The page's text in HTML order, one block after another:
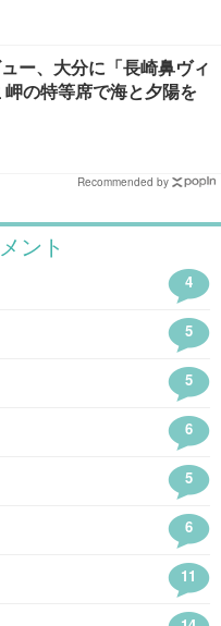
ー、大分に「長崎鼻ヴィ
の特等席で海と夕陽を
Recommended by